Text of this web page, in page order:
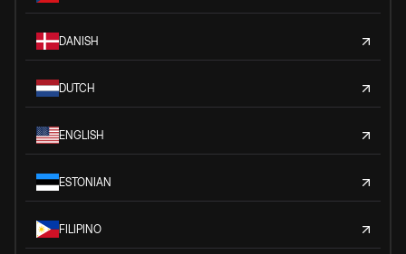
DANISH
DUTCH
ENGLISH
ESTONIAN
FILIPINO